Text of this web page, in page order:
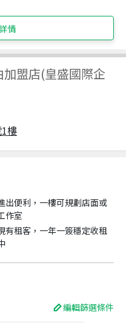
情
加盟店(皇盛國際企
樓
出便利，一樓可規劃店面或
作室
有租客，一年一簽穩定收租
編輯篩選條件